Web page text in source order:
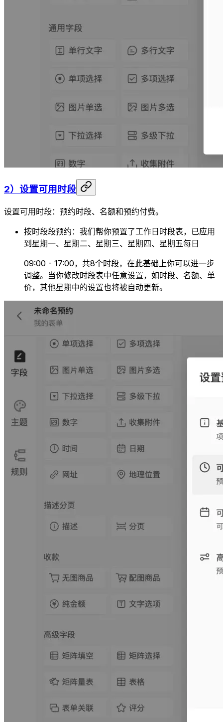
2）设置可用时段
设置可用时段：预约时段、名额和预约付费。
按时段段预约：我们帮你预置了工作日时段表，已应用
到星期一、星期二、星期三、星期四、星期五每日
09:00 - 17:00，共8个时段，在此基础上你可以进一步
调整。当你修改时段表中任意设置，如时段、名额、单
价，其他星期中的设置也将被自动更新。